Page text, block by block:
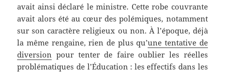
avait ainsi déclaré le ministre. Cette robe couvrante
avait alors été au cœur des polémiques, notamment
sur son caractère religieux ou non. À l’époque, déjà
la même rengaine, rien de plus qu’une tentative de
diversion pour tenter de faire oublier les réelles
problématiques de l’Éducation : les effectifs dans les